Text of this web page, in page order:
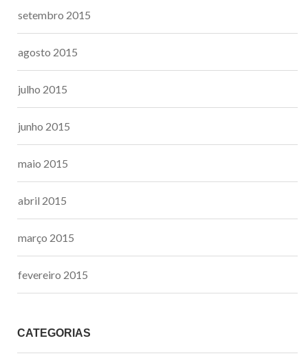
setembro 2015
agosto 2015
julho 2015
junho 2015
maio 2015
abril 2015
março 2015
fevereiro 2015
CATEGORIAS